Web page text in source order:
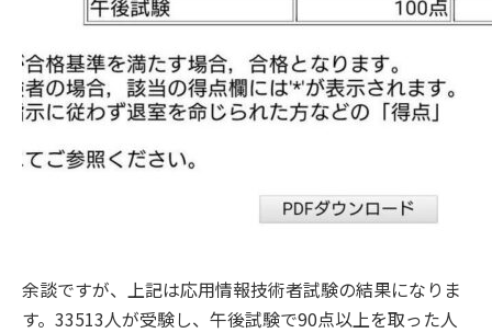
余談ですが、上記は応用情報技術者試験の結果になりま
す。33513人が受験し、午後試験で90点以上を取った人